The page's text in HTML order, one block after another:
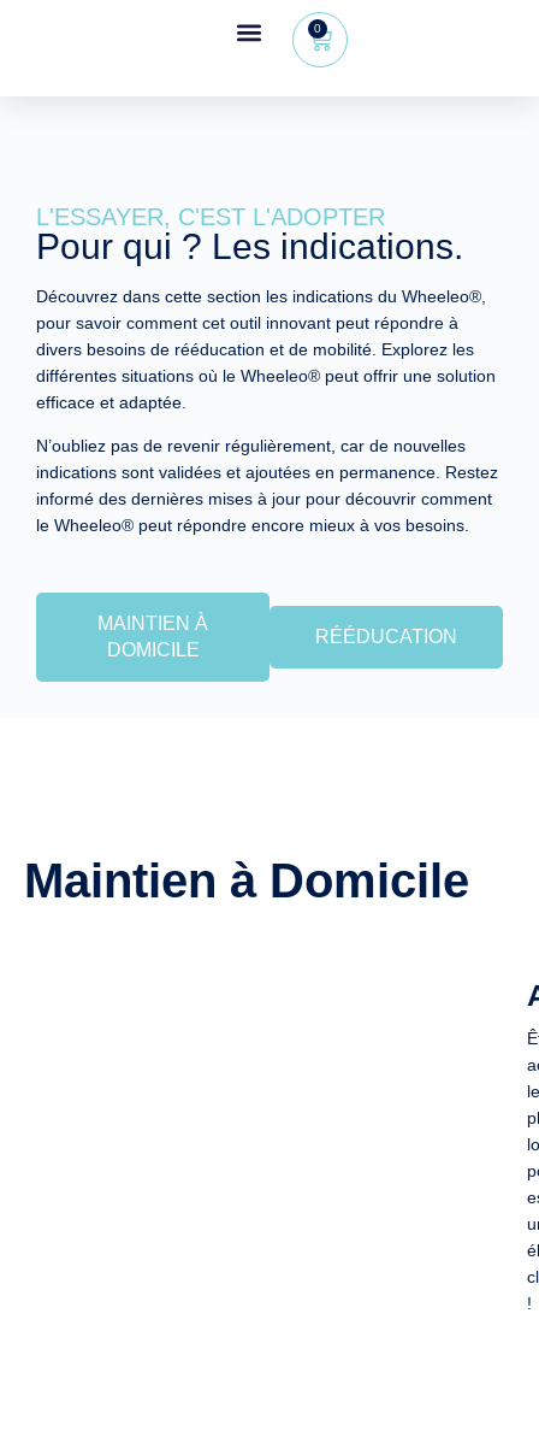
0
L'ESSAYER, C'EST L'ADOPTER
Pour qui ? Les indications.
Découvrez dans cette section les indications du Wheeleo®,
pour savoir comment cet outil innovant peut répondre à
divers besoins de rééducation et de mobilité. Explorez les
différentes situations où le Wheeleo® peut offrir une solution
efficace et adaptée.
N’oubliez pas de revenir régulièrement, car de nouvelles
indications sont validées et ajoutées en permanence. Restez
informé des dernières mises à jour pour découvrir comment
le Wheeleo® peut répondre encore mieux à vos besoins.
MAINTIEN À
DOMICILE
RÉÉDUCATION
Maintien à Domicile
le
!